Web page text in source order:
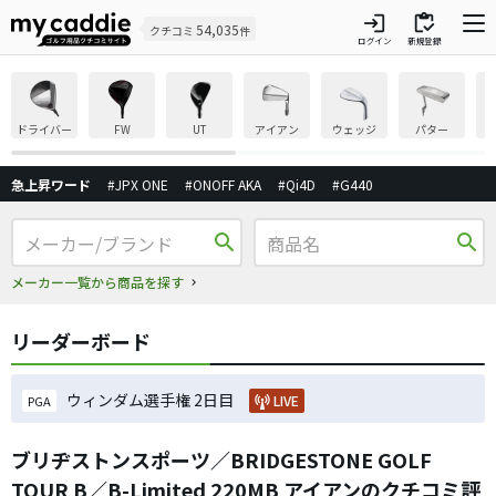
クチコミ 54,035件 login
ログイン
inventory
新規登録
ドライバー FW UT アイアン ウェッジ パター
急上昇ワード #JPX ONE #ONOFF AKA #Qi4D #G440
search
メーカー一覧から商品を探す
search
リーダーボード
PGA ウィンダム選手権 2日目 LIVE
ブリヂストンスポーツ／BRIDGESTONE GOLF
TOUR B／B-Limited 220MB アイアンのクチコミ評